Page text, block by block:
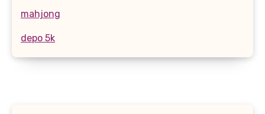
mahjong
depo 5k